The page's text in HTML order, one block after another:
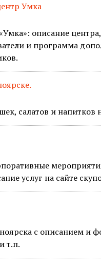
Умка
описание
и программа
салатов и напитков
услуг на сайте
с описанием и
т.п.